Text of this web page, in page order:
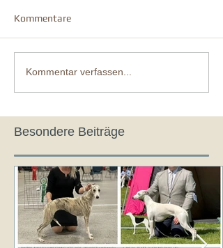
Kommentare
Kommentar verfassen...
Besondere Beiträge